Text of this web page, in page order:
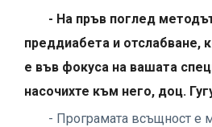
- На пръв поглед
преддиабета и отслабване,
е във фокуса на вашата
насочихте към него, доц.
- Програмата всъщност е